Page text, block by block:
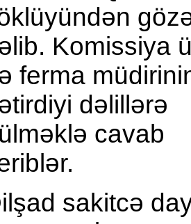
Komissiya
ferma
dəlillərə
cavab
sakitcə